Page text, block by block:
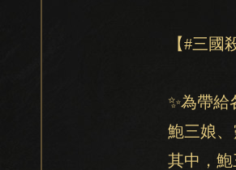
【#三
✨為帶給
鮑三娘
其中，